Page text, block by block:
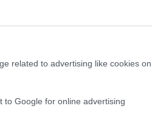
related to advertising like cookies on
to Google for online advertising